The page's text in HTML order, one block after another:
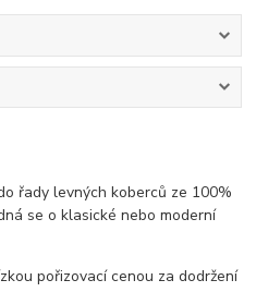
řady levných koberců ze 100%
se o klasické nebo moderní
pořizovací cenou za dodržení